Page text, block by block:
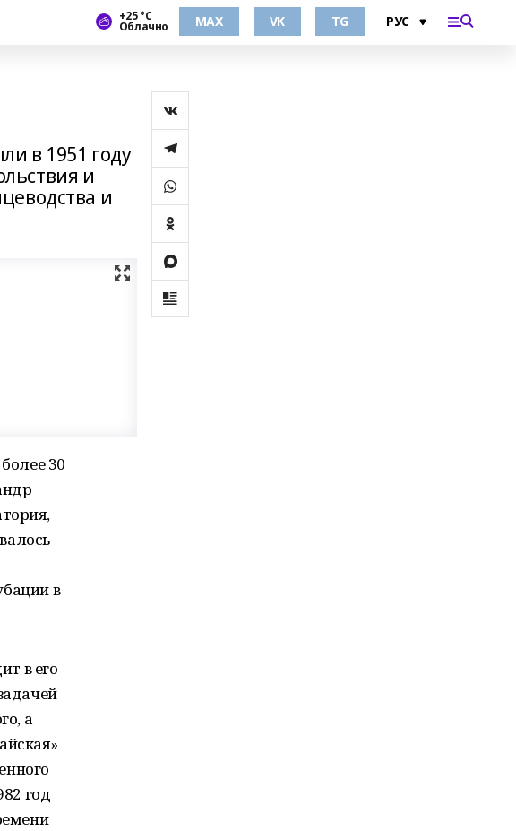
+25 °С
Облачно MAX VK TG
в 1951 году
и
и
30
в
в его
а
год